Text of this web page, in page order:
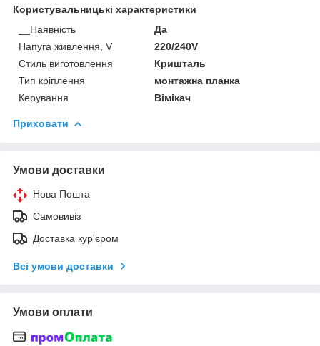
Користувальницькі характеристики
__Наявність
Да
Напуга живлення, V
220/240V
Стиль виготовлення
Кришталь
Тип кріплення
монтажна планка
Керування
Вімікач
Приховати
Умови доставки
Нова Пошта
Самовивіз
Доставка кур'єром
Всі умови доставки
Умови оплати